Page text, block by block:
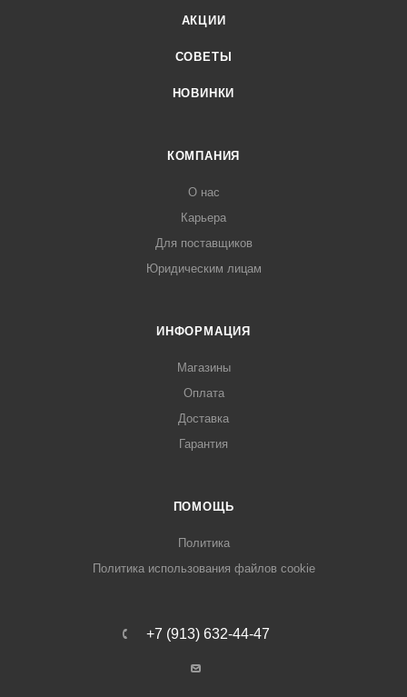
АКЦИИ
СОВЕТЫ
НОВИНКИ
КОМПАНИЯ
О нас
Карьера
Для поставщиков
Юридическим лицам
ИНФОРМАЦИЯ
Магазины
Оплата
Доставка
Гарантия
ПОМОЩЬ
Политика
Политика использования файлов cookie
+7 (913) 632-44-47